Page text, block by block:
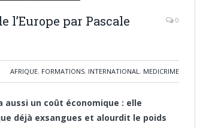
l’Europe par Pascale
0
AFRIQUE, FORMATIONS, INTERNATIONAL, MEDICRIME
un coût économique : elle
déjà exsangues et alourdit le poids